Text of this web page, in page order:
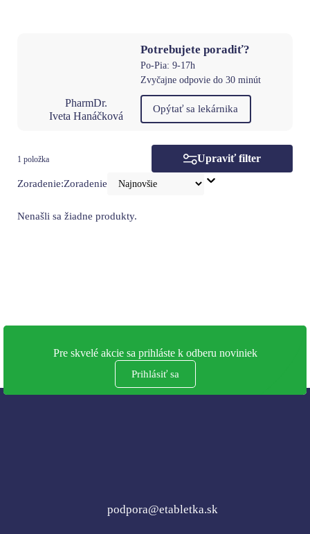
PharmDr.
Iveta Hanáčková
Potrebujete poradiť?
Po-Pia: 9-17h
Zvyčajne odpovie do 30 minút
Opýtať sa lekárnika
Zoradenie:Zoradenie
1 položka Upraviť filter
Nenašli sa žiadne produkty.
Pre skvelé akcie sa prihláste k odberu noviniek
Prihlásiť sa
podpora@etabletka.sk